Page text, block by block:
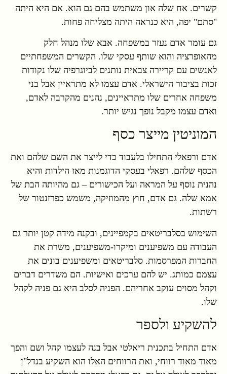
קשרים. אח שלה און משתמש בהם גם הוא. אם היא היתה
"סתם" יפה, היא כנראה היתה מצליחה פחות.
גם עומר אדם נעזר במשפחה. אבא שלו מנהל חלק
מהאופרציה והוא שותף עסקי שלו. הקשרים המשפחתיים
לאנשים עם קריירה צבאית נותנים לביוגרפיה שלו נקודות
זכות בציבור הישראלי. אדם עצמו לא מתראיין אבל בני
משפחה אחרים שלו מתראיינים, נהנים מהקרבה לאדם,
ואדם עצמו מקבל נופך נגיש יותר.
המוניטין מייצר כסף
אדם ורפאלי התחילו בלעבוד כדי לייצר את השם שלהם ואת
הכסף שלהם. רפאלי בעסקי הדוגמנות מאז הילדות והיא
נהנית נוסף על המראה ועל הכישורים – גם מהיותה הבת של
אמא שלה. גם אדם, חוץ מהמוזיקה, משמש כפרזנטור של
רשתות.
השימוש בסלבריטאים בקמפיינים, ובקנה מידה קטן יותר גם
העבודה עם משפיענים ומיקרו-משפיענים, משרת את
החברות המפרסמות. סלבריטאים ומשפיענים בונים את
עצמם כמותג. יש להם ערכים ואישיות. הם משדרים דברים
וקהל מסוים עוקב אחריהם. הפניה לסלב היא גם פניה לקהל
שלו.
להשקיע ולספר
אדם התחיל בתכנית ריאלטי אבל בנה לעצמו קהל ושם והפך
מאוד מאוד רווחי, ואת הרווחים האלו הוא השקיע בנדל"ן